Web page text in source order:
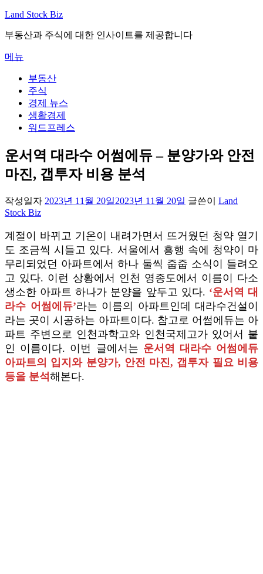
내
으
로
바
Land Stock Biz
부동산과 주식에 대한 인사이트를 제공합니다
메뉴
부동산
주식
경제 뉴스
생활경제
워드프레스
운서역 대라수 어썸에듀 – 분양가와 안전
마진, 갭투자 비용 분석
작성일자 2023년 11월 20일2023년 11월 20일 글쓴이 Land
Stock Biz
계절이 바뀌고 기온이 내려가면서 뜨거웠던 청약 열기
도 조금씩 시들고 있다. 서울에서 흥행 속에 청약이 마
무리되었던 아파트에서 하나 둘씩 줍줍 소식이 들려오
고 있다. 이런 상황에서 인천 영종도에서 이름이 다소
생소한 아파트 하나가 분양을 앞두고 있다. ‘운서역 대
라수 어썸에듀’라는 이름의 아파트인데 대라수건설이
라는 곳이 시공하는 아파트이다. 참고로 어썸에듀는 아
파트 주변으로 인천과학고와 인천국제고가 있어서 붙
인 이름이다. 이번 글에서는 운서역 대라수 어썸에듀
아파트의 입지와 분양가, 안전 마진, 갭투자 필요 비용
등을 분석 해본다.